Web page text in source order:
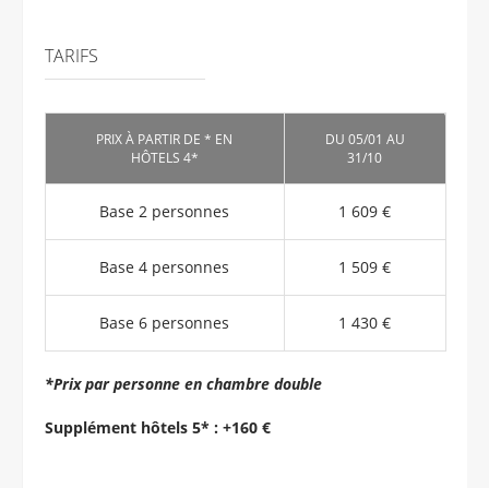
TARIFS
PRIX À PARTIR DE * EN
HÔTELS 4*
DU 05/01 AU
31/10
Base 2 personnes 1 609 €
Base 4 personnes 1 509 €
Base 6 personnes 1 430 €
*Prix par personne en chambre double
Supplément hôtels 5* : +160 €